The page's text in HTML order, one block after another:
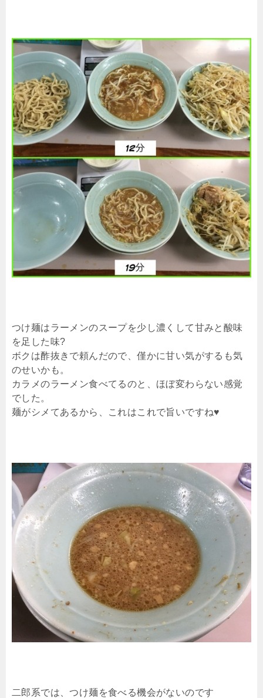
つけ麺はラーメンのスープを少し濃くして甘みと酸味
を足した味?
ボクは酢抜きで頼んだので、僅かに甘い気がするも気
のせいかも。
カラメのラーメン食べてるのと、ほぼ変わらない感覚
でした。
麺がシメてあるから、これはこれで旨いですね♥
二郎系では、つけ麺を食べる機会がないのです